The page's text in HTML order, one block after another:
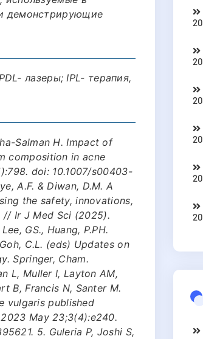
демонстрирующие
лазеры; IPL- терапия,
Salman H. Impact of
composition in acne
doi: 10.1007/s00403-
A.F. & Diwan, D.M. A
the safety, innovations,
Ir J Med Sci (2025).
GS., Huang, P.PH.
C.L. (eds) Updates on
Springer, Cham.
L, Muller I, Layton AM,
B, Francis N, Santer M.
vulgaris published
May 23;3(4):e240.
5. Guleria P, Joshi S,